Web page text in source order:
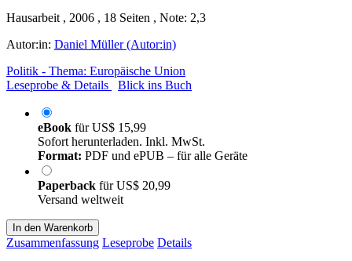
Hausarbeit , 2006 , 18 Seiten , Note: 2,3
Autor:in: Daniel Müller (Autor:in)
Politik - Thema: Europäische Union
Leseprobe & Details
Blick ins Buch
eBook fürUS$ 15,99
Sofort herunterladen. Inkl. MwSt.
Format: PDF und ePUB – für alle Geräte
Paperback fürUS$ 20,99
Versand weltweit
In den Warenkorb
Zusammenfassung Leseprobe Details